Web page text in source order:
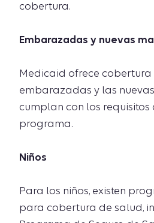
cobertura.
Embarazadas y nuevas
Medicaid ofrece
embarazadas y las
cumplan con los requisitos
programa.
Niños
Para los niños, existen
para cobertura de salud,